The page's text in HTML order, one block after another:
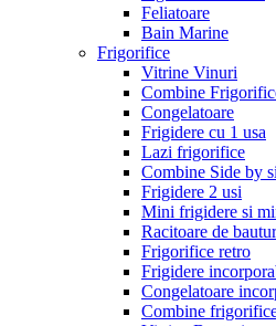
Feliatoare
Bain Marine
Frigorifice
Vitrine Vinuri
Combine
Congelatoare
Frigidere cu 1 usa
Lazi frigorifice
Combine Side by
Frigidere 2 usi
Mini frigidere si
Racitoare de
Frigorifice retro
Frigidere
Congelatoare
Combine